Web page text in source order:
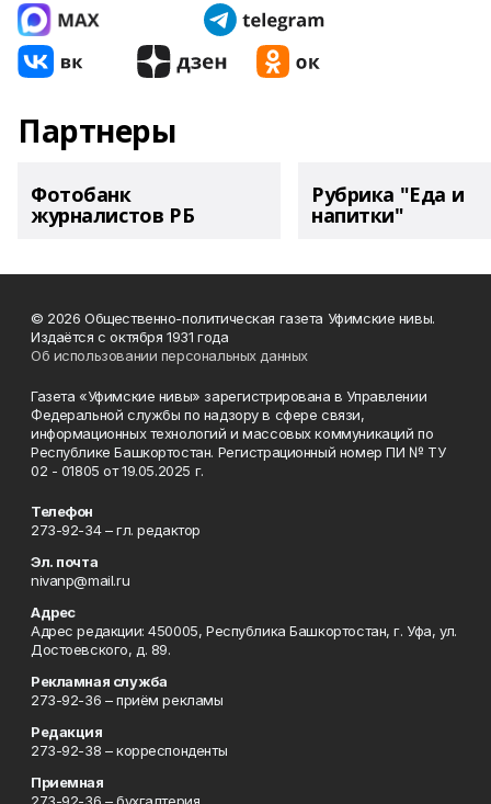
Партнеры
Фотобанк
журналистов РБ
Рубрика "Еда и
напитки"
© 2026 Общественно-политическая газета Уфимские нивы.
Издаётся с октября 1931 года
Об использовании персональных данных
Газета «Уфимские нивы» зарегистрирована в Управлении
Федеральной службы по надзору в сфере связи,
информационных технологий и массовых коммуникаций по
Республике Башкортостан. Регистрационный номер ПИ № ТУ
02 - 01805 от 19.05.2025 г.
Телефон
273-92-34 – гл. редактор
Эл. почта
nivanp@mail.ru
Адрес
Адрес редакции: 450005, Республика Башкортостан, г. Уфа, ул.
Достоевского, д. 89.
Рекламная служба
273-92-36 – приём рекламы
Редакция
273-92-38 – корреспонденты
Приемная